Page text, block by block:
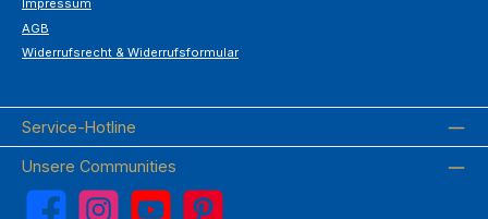
Impressum
AGB
Widerrufsrecht & Widerrufsformular
Service-Hotline
Unsere Communities